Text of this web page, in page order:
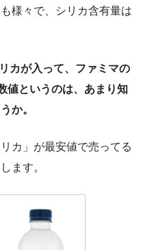
様々で、シリカ含有量は
カが入って、ファミマの
値というのは、あまり知
か。
カ」が最安値で売ってる
ます。